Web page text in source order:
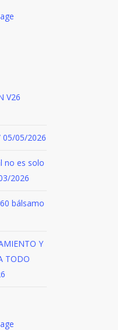
V26
05/05/2026
no es solo
2026
bálsamo
Y
TODO